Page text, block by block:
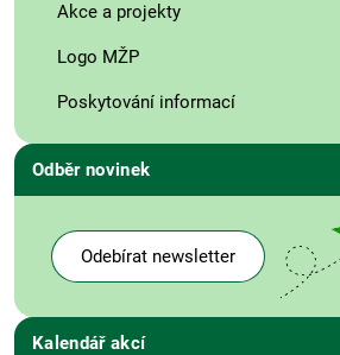
Akce a projekty
Logo MŽP
Poskytování informací
Odběr novinek
Odebírat newsletter
Kalendář akcí